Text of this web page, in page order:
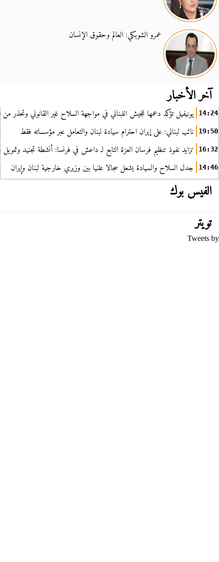
عمرو الشوبكي: العالم وحقوق الإنسان
آخر الأخبار
14:24 يونيفيل تؤكد دعمها للجيش اللبناني في مواجهة السلاح غير القانوني وتحذر من
19:50 نائب لبناني: على إيران احترام سيادة لبنان والتعامل عبر مؤسساته فقط
16:32 تزايد نفوذ تنظيم فرسان العزة التابع لـ داعش في فرنسا: أنشطة تجنيد
14:46 جدل السلاح والسيادة يشعل سجالا علنيا بين وزيري خارجية لبنان وإيران
الفيس بوك
تويتر
Tweets by